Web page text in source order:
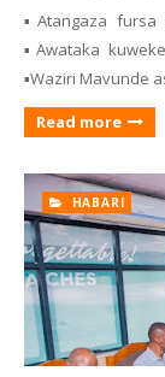
▪️Atangaza fursa
▪️Awataka
▪️Waziri Mavunde
Read more
HABARI